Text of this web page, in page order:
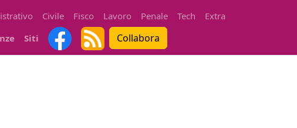
Civile Fisco Lavoro Penale Tech
Extra
Siti Collabora